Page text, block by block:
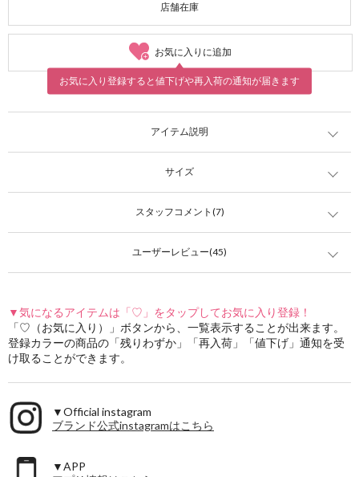
店舗在庫
お気に入りに追加
お気に入り登録すると値下げや再入荷の通知が届きます
アイテム説明
サイズ
スタッフコメント(7)
ユーザーレビュー(45)
▼気になるアイテムは「♡」をタップしてお気に入り登録！
「♡（お気に入り）」ボタンから、一覧表示することが出来ます。
登録カラーの商品の「残りわずか」「再入荷」「値下げ」通知を受
け取ることができます。
▼Official instagram
ブランド公式instagramはこちら
▼APP